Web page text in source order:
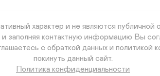
характер и не являются
заполняя контактную информацию Вы
с обраткой данных и
покинуть данный сайт.
Политика конфиденциальности